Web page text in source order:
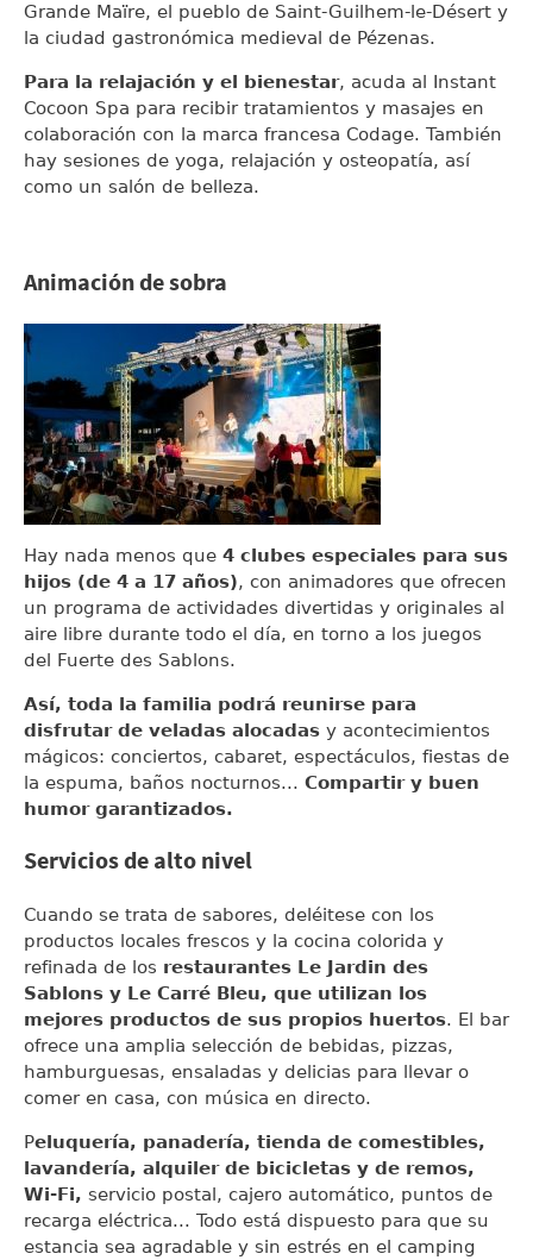
Grande Maïre, el pueblo de Saint-Guilhem-le-Désert y
la ciudad gastronómica medieval de Pézenas.
Para la relajación y el bienestar, acuda al Instant
Cocoon Spa para recibir tratamientos y masajes en
colaboración con la marca francesa Codage. También
hay sesiones de yoga, relajación y osteopatía, así
como un salón de belleza.
Animación de sobra
Hay nada menos que 4 clubes especiales para sus
hijos (de 4 a 17 años), con animadores que ofrecen
un programa de actividades divertidas y originales al
aire libre durante todo el día, en torno a los juegos
del Fuerte des Sablons.
Así, toda la familia podrá reunirse para
disfrutar de veladas alocadas y acontecimientos
mágicos: conciertos, cabaret, espectáculos, fiestas de
la espuma, baños nocturnos... Compartir y buen
humor garantizados.
Servicios de alto nivel
Cuando se trata de sabores, deléitese con los
productos locales frescos y la cocina colorida y
refinada de los restaurantes Le Jardin des
Sablons y Le Carré Bleu, que utilizan los
mejores productos de sus propios huertos. El bar
ofrece una amplia selección de bebidas, pizzas,
hamburguesas, ensaladas y delicias para llevar o
comer en casa, con música en directo.
Peluquería, panadería, tienda de comestibles,
lavandería, alquiler de bicicletas y de remos,
Wi-Fi, servicio postal, cajero automático, puntos de
recarga eléctrica... Todo está dispuesto para que su
estancia sea agradable y sin estrés en el camping